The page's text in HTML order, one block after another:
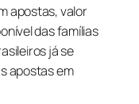
apostas, valor
das famílias
já se
apostas em